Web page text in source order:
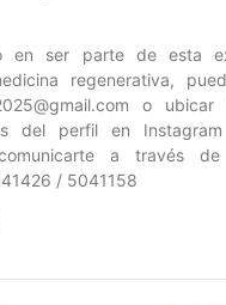
en ser parte de esta
regenerativa,
o
del perfil en
a través
/ 5041158